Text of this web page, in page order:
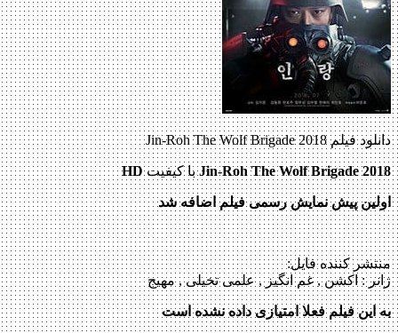
دانلود فیلم Jin-Roh The Wolf Brigade 2018
Jin-Roh The Wolf Brigade 2018با کیفیتHD
اولین پیش نمایش رسمی فیلم اضافه شد
منتشر کننده فایل:
ژانر : اکشن , غم انگیز , علمی تخیلی , مهیج
به این فیلم فعلا امتیازی داده نشده است